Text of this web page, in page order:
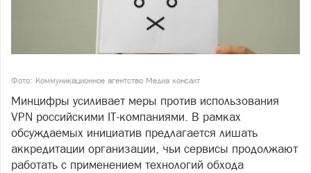
Фото: Коммуникационное агентство Медиа консалт
Минцифры усиливает меры против использования
VPN российскими IT-компаниями. В рамках
обсуждаемых инициатив предлагается лишать
аккредитации организации, чьи сервисы продолжают
работать с применением технологий обхода